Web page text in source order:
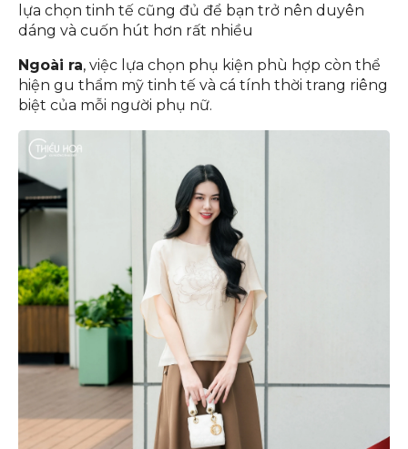
lựa chọn tinh tế cũng đủ để bạn trở nên duyên
dáng và cuốn hút hơn rất nhiều
Ngoài ra, việc lựa chọn phụ kiện phù hợp còn thể
hiện gu thẩm mỹ tinh tế và cá tính thời trang riêng
biệt của mỗi người phụ nữ.